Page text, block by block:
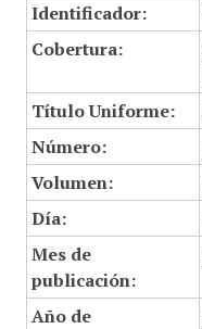
Identificador:
Cobertura:
Título Uniforme:
Número:
Volumen:
Día:
Mes de
publicación:
Año de